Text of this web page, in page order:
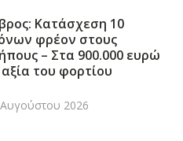
Κατάσχεση 10
φρέον στους
– Στα 900.000 ευρώ
του φορτίου
2026